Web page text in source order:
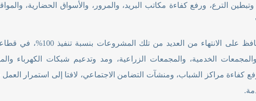
وتبطين الترع، ورفع كفاءة مكاتب البريد، والمرور، والأسواق الحضارية،
وأكد المحافظ على الانتهاء من
الخدمية، والمجمعات الزراعية، ومد وتدعيم شبكات الكهرباء
كفاءة مراكز الشباب، ومنشآت التضامن الاجتماعي، لافتا إلى استمرار
.